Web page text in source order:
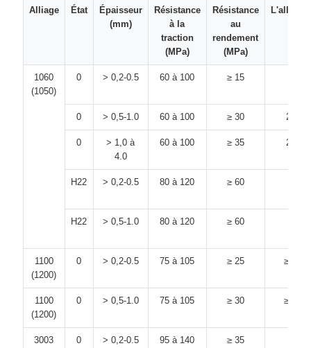
Alliage État
Épaisseur
(mm)
Résistance
à la
traction
(MPa)
Résistance
au
rendement
(MPa)
1060
(1050)
0 > 0,2-0.5 60 à 100 ≥ 15
0 > 0,5-1.0 60 à 100 ≥ 30 20 à
0
> 1,0 à
4.0
60 à 100 ≥ 35 20 à
H22 > 0,2-0.5 80 à 120 ≥ 60
H22 > 0,5-1.0 80 à 120 ≥ 60
1100
(1200)
0 > 0,2-0.5 75 à 105 ≥ 25 ≥ 18
1100
(1200)
0 > 0,5-1.0 75 à 105 ≥ 30 ≥ 18
3003
0 > 0,2-0.5 95 à 140 ≥ 35